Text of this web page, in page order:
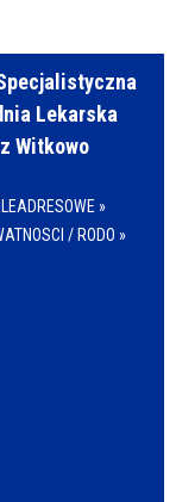
Lekarska
Witkowo
»
/ RODO »